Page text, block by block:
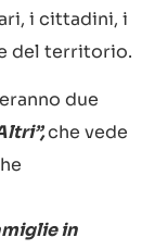
i cittadini, i
del territorio.
due
che vede
in